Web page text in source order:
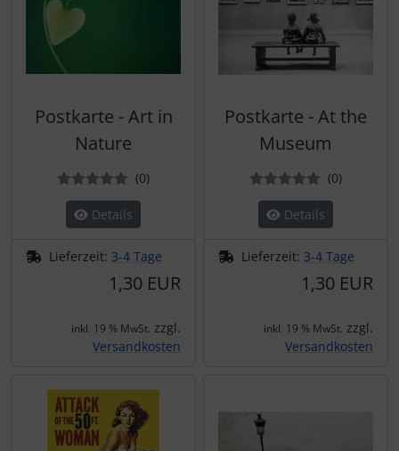
Postkarte - Art in
Nature
(0Bewertungen
)
Details
Lieferzeit: 3-4 Tage
1,30 EUR
inkl. 19 % MwSt. zzgl.
Versandkosten
Postkarte - At the
Museum
(0)
Details
Lieferzeit: 3-4 Tage
1,30 EUR
inkl. 19 % MwSt. zzgl.
Versandkosten